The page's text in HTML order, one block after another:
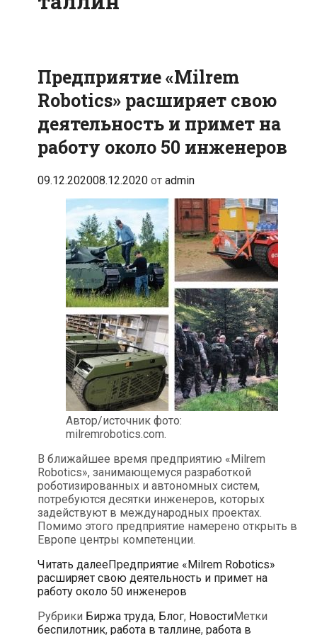
Предприятие «Milrem
Robotics» расширяет свою
деятельность и примет на
работу около 50 инженеров
09.12.202008.12.2020 от admin
Автор/источник фото:
milremrobotics.com.
В ближайшее время предприятию «Milrem
Robotics», занимающемуся разработкой
роботизированных и автономных систем,
потребуются десятки инженеров, которых
задействуют в международных проектах.
Помимо этого предприятие намерено открыть в
Европе центры компетенции.
Читать далееПредприятие «Milrem Robotics»
расширяет свою деятельность и примет на
работу около 50 инженеров
Рубрики Биржа труда, Блог, НовостиМетки
беспилотник, работа в таллине, работа в